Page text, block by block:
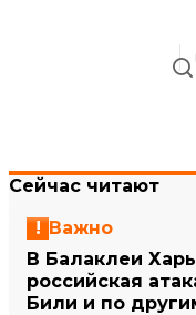
Сейчас читают
Важно
В Балаклеи
российская
Били и по